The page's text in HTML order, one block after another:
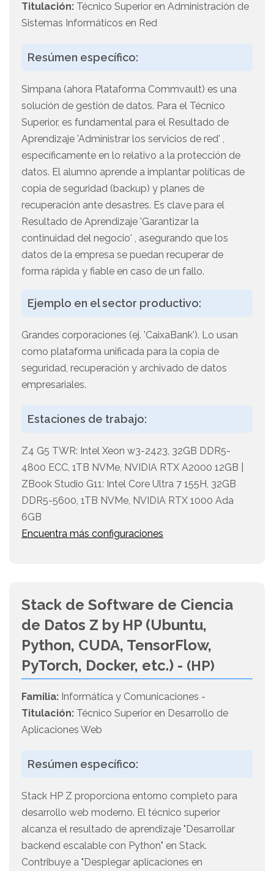
Titulación: Técnico Superior en Administración de
Sistemas Informáticos en Red
Resúmen específico:
Simpana (ahora Plataforma Commvault) es una
solución de gestión de datos. Para el Técnico
Superior, es fundamental para el Resultado de
Aprendizaje 'Administrar los servicios de red' ,
específicamente en lo relativo a la protección de
datos. El alumno aprende a implantar políticas de
copia de seguridad (backup) y planes de
recuperación ante desastres. Es clave para el
Resultado de Aprendizaje 'Garantizar la
continuidad del negocio' , asegurando que los
datos de la empresa se puedan recuperar de
forma rápida y fiable en caso de un fallo.
Ejemplo en el sector productivo:
Grandes corporaciones (ej. 'CaixaBank'). Lo usan
como plataforma unificada para la copia de
seguridad, recuperación y archivado de datos
empresariales.
Estaciones de trabajo:
Z4 G5 TWR: Intel Xeon w3-2423, 32GB DDR5-
4800 ECC, 1TB NVMe, NVIDIA RTX A2000 12GB |
ZBook Studio G11: Intel Core Ultra 7 155H, 32GB
DDR5-5600, 1TB NVMe, NVIDIA RTX 1000 Ada
6GB
Encuentra más configuraciones
Stack de Software de Ciencia
de Datos Z by HP (Ubuntu,
Python, CUDA, TensorFlow,
PyTorch, Docker, etc.) - (HP)
Familia: Informática y Comunicaciones -
Titulación: Técnico Superior en Desarrollo de
Aplicaciones Web
Resúmen específico:
Stack HP Z proporciona entorno completo para
desarrollo web moderno. El técnico superior
alcanza el resultado de aprendizaje "Desarrollar
backend escalable con Python" en Stack.
Contribuye a "Desplegar aplicaciones en